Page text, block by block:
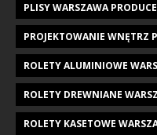
PLISY WARSZAWA
PROJEKTOWANIE WNĘTRZ
ROLETY ALUMINIOWE
ROLETY DREWNIANE
ROLETY KASETOWE